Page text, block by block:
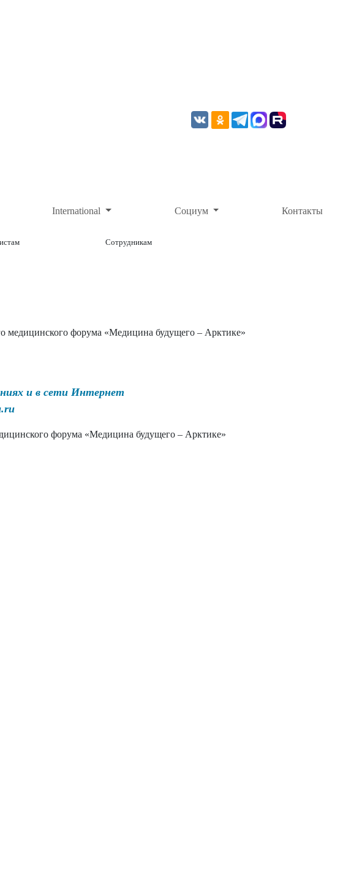
International Социум Контакты
Сотрудникам
форума «Медицина будущего – Арктике»
и в сети Интернет
форума «Медицина будущего – Арктике»